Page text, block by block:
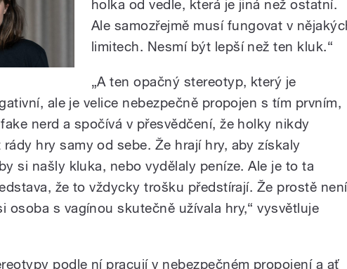
holka od vedle, která je jiná než ostatní.
Ale samozřejmě musí fungovat v
limitech. Nesmí být lepší než ten kluk.“
„A ten opačný stereotyp, který je
ale je velice nebezpečně propojen s tím prvním,
nerd a spočívá v přesvědčení, že holky nikdy
rády hry samy od sebe. Že hrají hry, aby získaly
si našly kluka, nebo vydělaly peníze. Ale je to ta
že to vždycky trošku předstírají. Že prostě není
osoba s vagínou skutečně užívala hry,“ vysvětluje
podle ní pracují v nebezpečném propojení a ať